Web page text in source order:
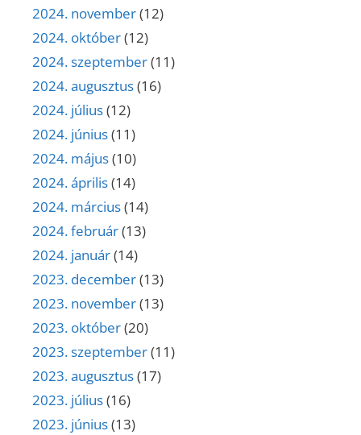
2024. november(12)
2024. október(12)
2024. szeptember(11)
2024. augusztus(16)
2024. július(12)
2024. június(11)
2024. május(10)
2024. április(14)
2024. március(14)
2024. február(13)
2024. január(14)
2023. december(13)
2023. november(13)
2023. október(20)
2023. szeptember(11)
2023. augusztus(17)
2023. július(16)
2023. június(13)